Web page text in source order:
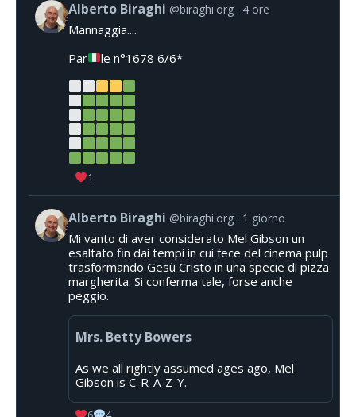
Alberto Biraghi @biraghi.org 4 ore
Mannaggia....
Par
le n°1678 6/6*
1
Alberto Biraghi @biraghi.org 1 giorno
Mi vanto di aver considerato Mel Gibson un
esaltato fin dai tempi in cui fece del cinema pulp
trasformando Gesù Cristo in una specie di pizza
margherita. Si conferma tale, forse anche
peggio.
Mrs. Betty Bowers
As we all rightly assumed ages ago, Mel
Gibson is C-R-A-Z-Y.